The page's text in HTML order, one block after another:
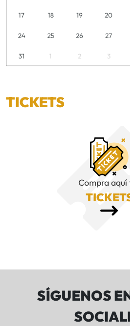
17 18 19 20
24 25 26 27
31 1 2 3
TICKETS
Compra aquí
SÍGUENOS